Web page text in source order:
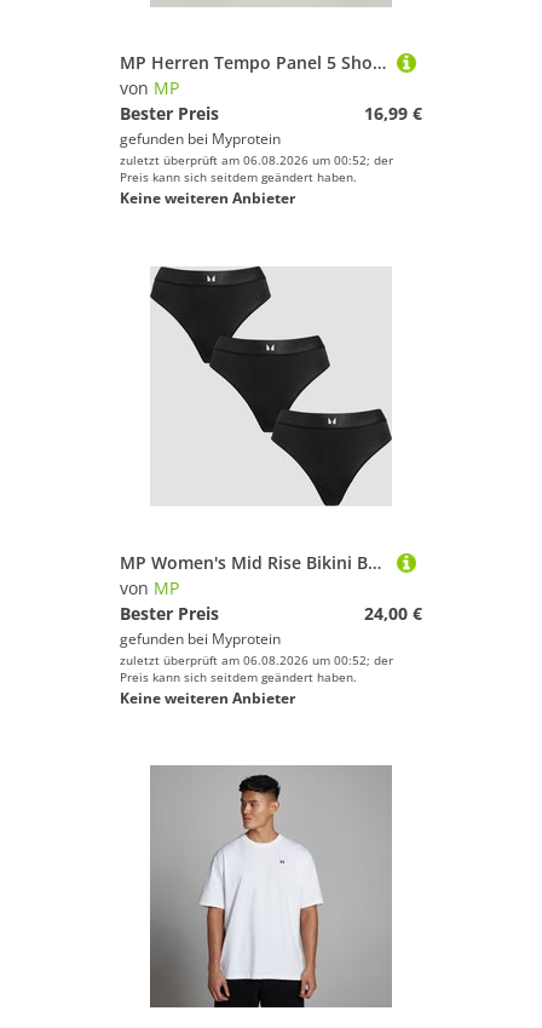
MP Herren Tempo Panel 5 Shorts - Schwarz - L
von MP
Bester Preis
16,99 €
gefunden bei Myprotein
zuletzt überprüft am 06.08.2026 um 00:52; der
Preis kann sich seitdem geändert haben.
Keine weiteren Anbieter
MP Women's Mid Rise Bikini Brief (3 Pack) - Black - L
von MP
Bester Preis
24,00 €
gefunden bei Myprotein
zuletzt überprüft am 06.08.2026 um 00:52; der
Preis kann sich seitdem geändert haben.
Keine weiteren Anbieter